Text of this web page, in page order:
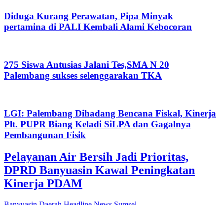
Diduga Kurang Perawatan, Pipa Minyak
pertamina di PALI Kembali Alami Kebocoran
275 Siswa Antusias Jalani Tes,SMA N 20
Palembang sukses selenggarakan TKA
LGI: Palembang Dihadang Bencana Fiskal, Kinerja
Plt. PUPR Biang Keladi SiLPA dan Gagalnya
Pembangunan Fisik
Pelayanan Air Bersih Jadi Prioritas,
DPRD Banyuasin Kawal Peningkatan
Kinerja PDAM